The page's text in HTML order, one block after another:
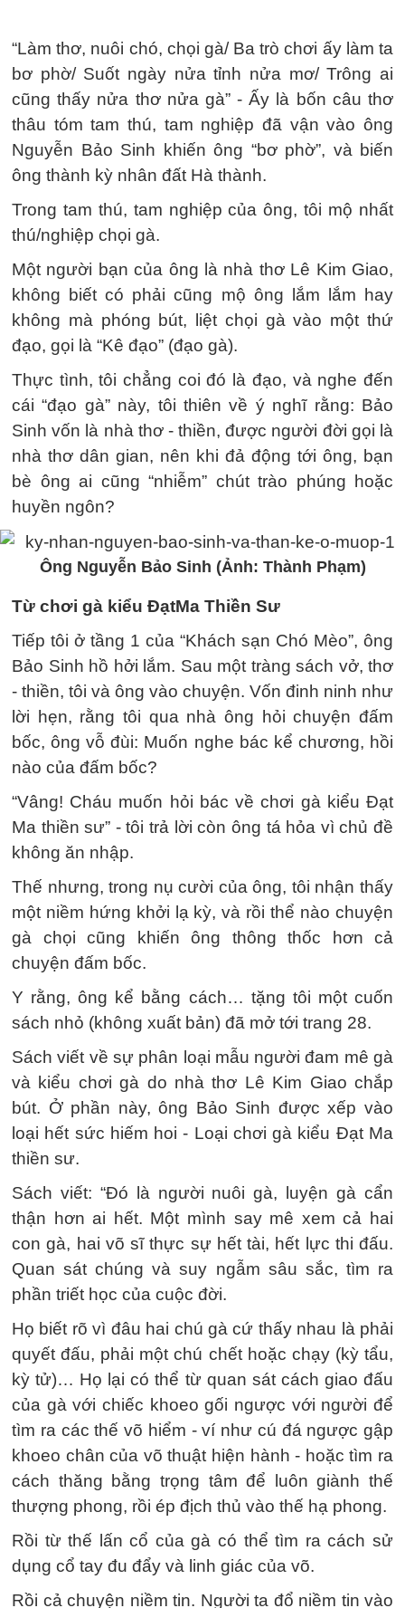
“Làm thơ, nuôi chó, chọi gà/ Ba trò chơi ấy làm ta
bơ phờ/ Suốt ngày nửa tỉnh nửa mơ/ Trông ai
cũng thấy nửa thơ nửa gà” - Ấy là bốn câu thơ
thâu tóm tam thú, tam nghiệp đã vận vào ông
Nguyễn Bảo Sinh khiến ông “bơ phờ”, và biến
ông thành kỳ nhân đất Hà thành.
Trong tam thú, tam nghiệp của ông, tôi mộ nhất
thú/nghiệp chọi gà.
Một người bạn của ông là nhà thơ Lê Kim Giao,
không biết có phải cũng mộ ông lắm lắm hay
không mà phóng bút, liệt chọi gà vào một thứ
đạo, gọi là “Kê đạo” (đạo gà).
Thực tình, tôi chẳng coi đó là đạo, và nghe đến
cái “đạo gà” này, tôi thiên về ý nghĩ rằng: Bảo
Sinh vốn là nhà thơ - thiền, được người đời gọi là
nhà thơ dân gian, nên khi đả động tới ông, bạn
bè ông ai cũng “nhiễm” chút trào phúng hoặc
huyền ngôn?
Ông Nguyễn Bảo Sinh (Ảnh: Thành Phạm)
Từ chơi gà kiểu ĐạtMa Thiền Sư
Tiếp tôi ở tầng 1 của “Khách sạn Chó Mèo”, ông
Bảo Sinh hồ hởi lắm. Sau một tràng sách vở, thơ
- thiền, tôi và ông vào chuyện. Vốn đinh ninh như
lời hẹn, rằng tôi qua nhà ông hỏi chuyện đấm
bốc, ông vỗ đùi: Muốn nghe bác kể chương, hồi
nào của đấm bốc?
“Vâng! Cháu muốn hỏi bác về chơi gà kiểu Ðạt
Ma thiền sư” - tôi trả lời còn ông tá hỏa vì chủ đề
không ăn nhập.
Thế nhưng, trong nụ cười của ông, tôi nhận thấy
một niềm hứng khởi lạ kỳ, và rồi thể nào chuyện
gà chọi cũng khiến ông thông thốc hơn cả
chuyện đấm bốc.
Y rằng, ông kể bằng cách… tặng tôi một cuốn
sách nhỏ (không xuất bản) đã mở tới trang 28.
Sách viết về sự phân loại mẫu người đam mê gà
và kiểu chơi gà do nhà thơ Lê Kim Giao chắp
bút. Ở phần này, ông Bảo Sinh được xếp vào
loại hết sức hiếm hoi - Loại chơi gà kiểu Ðạt Ma
thiền sư.
Sách viết: “Ðó là người nuôi gà, luyện gà cẩn
thận hơn ai hết. Một mình say mê xem cả hai
con gà, hai võ sĩ thực sự hết tài, hết lực thi đấu.
Quan sát chúng và suy ngẫm sâu sắc, tìm ra
phần triết học của cuộc đời.
Họ biết rõ vì đâu hai chú gà cứ thấy nhau là phải
quyết đấu, phải một chú chết hoặc chạy (kỳ tẩu,
kỳ tử)… Họ lại có thể từ quan sát cách giao đấu
của gà với chiếc khoeo gối ngược với người để
tìm ra các thế võ hiểm - ví như cú đá ngược gập
khoeo chân của võ thuật hiện hành - hoặc tìm ra
cách thăng bằng trọng tâm để luôn giành thế
thượng phong, rồi ép địch thủ vào thế hạ phong.
Rồi từ thế lấn cổ của gà có thể tìm ra cách sử
dụng cổ tay đu đẩy và linh giác của võ.
Rồi cả chuyện niềm tin. Người ta đổ niềm tin vào